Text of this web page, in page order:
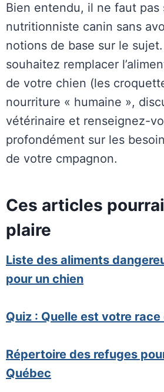
Bien entendu, il ne faut pas
nutritionniste canin sans
notions de base sur le
souhaitez remplacer
de votre chien (les
nourriture « humaine »,
vétérinaire et renseignez-
profondément sur les
de votre cmpagnon.
Ces articles
plaire
Liste des aliments
pour un chien
Quiz : Quelle est votre
Répertoire des refuges
Québec